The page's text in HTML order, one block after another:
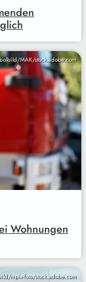
MAK/stock.adobe.com
Wohnungen
mpix-foto/stock.adobe.com